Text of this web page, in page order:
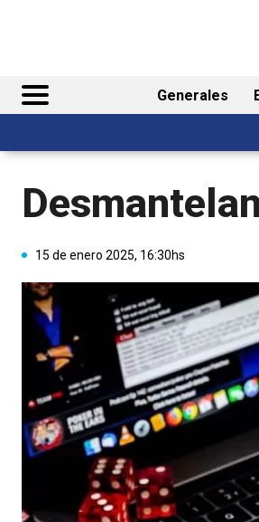
Generales
15 de enero 2025, 16:30hs